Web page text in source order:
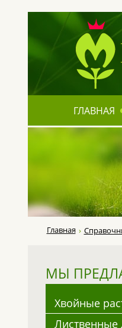
ГЛАВНАЯ
Главная
МЫ
Хвойные
Лиственные